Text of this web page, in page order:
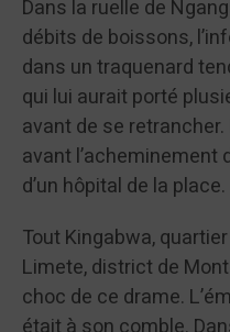
Dans la ruelle de
débits de boissons,
dans un traquenard
qui lui aurait porté
avant de se
avant l’acheminement
d’un hôpital de la place.
Tout Kingabwa,
Limete, district de
choc de ce drame.